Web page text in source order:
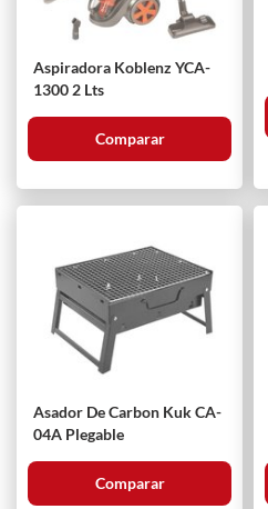
Aspiradora Koblenz YCA-
1300 2 Lts
Comparar
Asador De Carbon Kuk CA-
04A Plegable
Comparar